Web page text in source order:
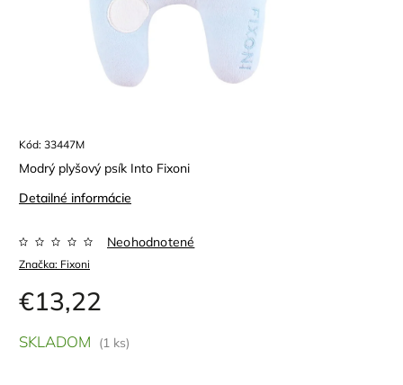
Kód: 33447M
Modrý plyšový psík Into Fixoni
Detailné informácie
Značka: Fixoni
Neohodnotené
€13,22
SKLADOM (1 ks)